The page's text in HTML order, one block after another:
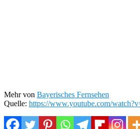
Mehr von Bayerisches Fernsehen
Quelle: https://www.youtube.com/